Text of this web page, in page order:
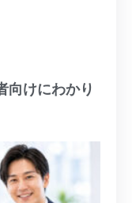
向けにわかり